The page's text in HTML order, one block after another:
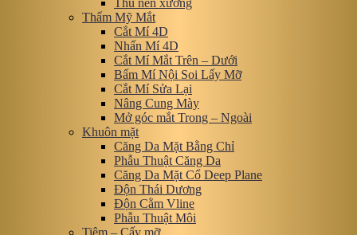
Thu nền xương
Thẩm Mỹ Mắt
Cắt Mí 4D
Nhấn Mí 4D
Cắt Mí Mắt Trên – Dưới
Bấm Mí Nội Soi Lấy Mỡ
Cắt Mí Sửa Lại
Nâng Cung Mày
Mở góc mắt Trong – Ngoài
Khuôn mặt
Căng Da Mặt Bằng Chỉ
Phẫu Thuật Căng Da
Căng Da Mặt Cổ Deep Plane
Độn Thái Dương
Độn Cằm Vline
Phẫu Thuật Môi
Tiêm – Cấy mỡ